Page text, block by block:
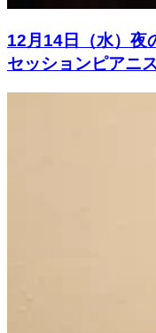
12月14日（水）夜
セッションピアニ